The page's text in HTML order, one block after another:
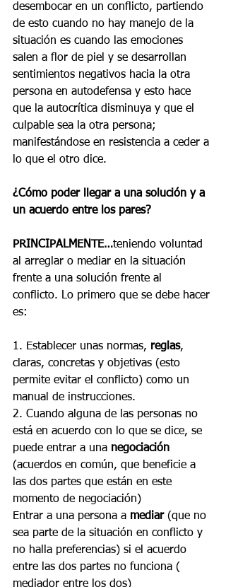
desembocar en un conflicto, partiendo
de esto cuando no hay manejo de la
situación es cuando las emociones
salen a flor de piel y se desarrollan
sentimientos negativos hacia la otra
persona en autodefensa y esto hace
que la autocrítica disminuya y que el
culpable sea la otra persona;
manifestándose en resistencia a ceder a
lo que el otro dice.
¿Cómo poder llegar a una solución y a
un acuerdo entre los pares?
PRINCIPALMENTE…teniendo voluntad
al arreglar o mediar en la situación
frente a una solución frente al
conflicto. Lo primero que se debe hacer
es:
1. Establecer unas normas, reglas,
claras, concretas y objetivas (esto
permite evitar el conflicto) como un
manual de instrucciones.
2. Cuando alguna de las personas no
está en acuerdo con lo que se dice, se
puede entrar a una negociación
(acuerdos en común, que beneficie a
las dos partes que están en este
momento de negociación)
Entrar a una persona a mediar (que no
sea parte de la situación en conflicto y
no halla preferencias) si el acuerdo
entre las dos partes no funciona (
mediador entre los dos)